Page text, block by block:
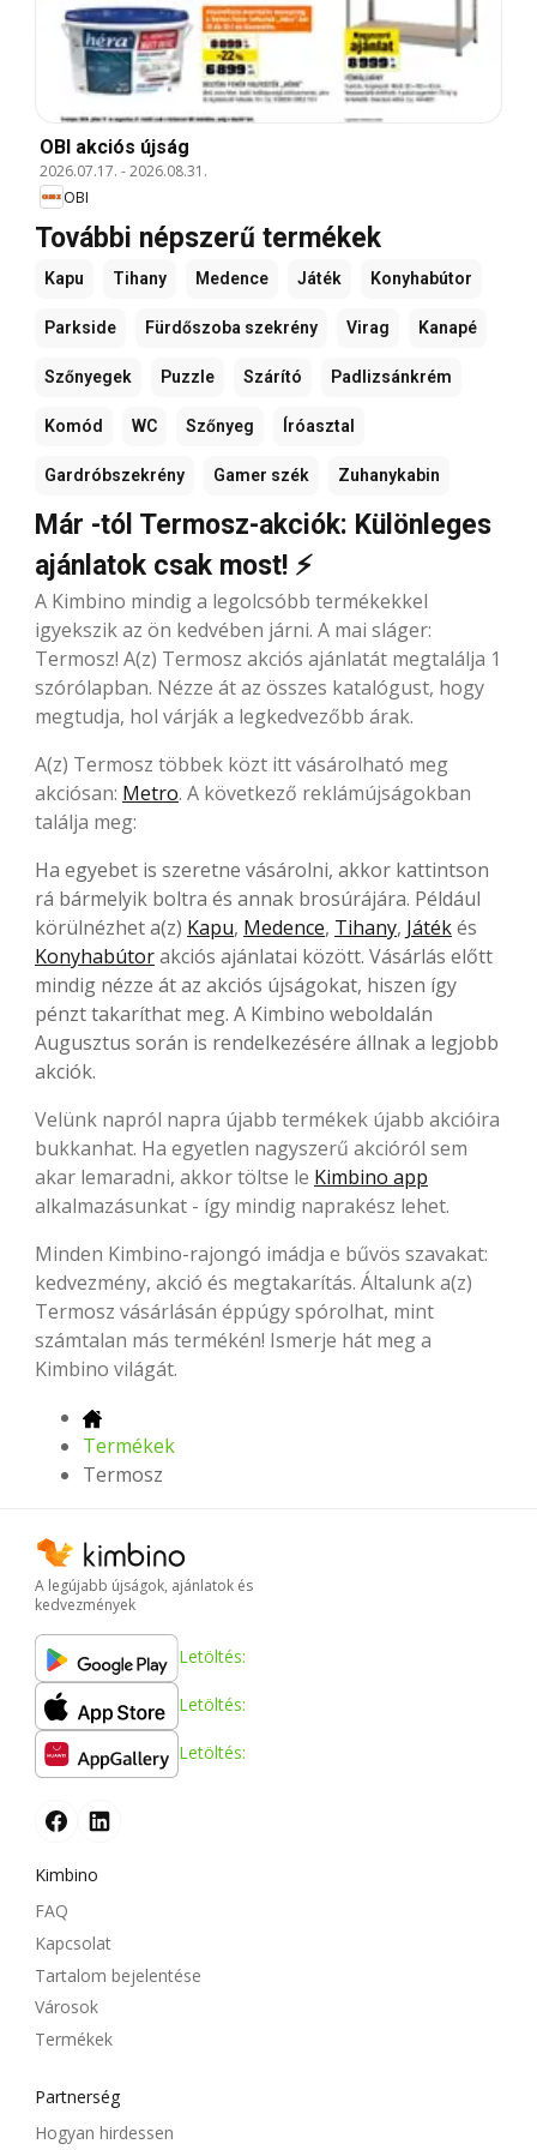
OBI akciós újság
2026.07.17. -2026.08.31.
OBI
További népszerű termékek
Kapu Tihany Medence Játék Konyhabútor
Parkside Fürdőszoba szekrény Virag Kanapé
Szőnyegek Puzzle Szárító Padlizsánkrém
Komód WC Szőnyeg Íróasztal
Gardróbszekrény Gamer szék Zuhanykabin
Már -tól Termosz-akciók: Különleges
ajánlatok csak most! ⚡
A Kimbino mindig a legolcsóbb termékekkel
igyekszik az ön kedvében járni. A mai sláger:
Termosz! A(z) Termosz akciós ajánlatát megtalálja 1
szórólapban. Nézze át az összes katalógust, hogy
megtudja, hol várják a legkedvezőbb árak.
A(z) Termosz többek közt itt vásárolható meg
akciósan: Metro. A következő reklámújságokban
találja meg:
Ha egyebet is szeretne vásárolni, akkor kattintson
rá bármelyik boltra és annak brosúrájára. Például
körülnézhet a(z) Kapu, Medence, Tihany, Játékés
Konyhabútorakciós ajánlatai között. Vásárlás előtt
mindig nézze át az akciós újságokat, hiszen így
pénzt takaríthat meg. A Kimbino weboldalán
Augusztus során is rendelkezésére állnak a legjobb
akciók.
Velünk napról napra újabb termékek újabb akcióira
bukkanhat. Ha egyetlen nagyszerű akcióról sem
akar lemaradni, akkor töltse le Kimbino app
alkalmazásunkat - így mindig naprakész lehet.
Minden Kimbino-rajongó imádja e bűvös szavakat:
kedvezmény, akció és megtakarítás. Általunk a(z)
Termosz vásárlásán éppúgy spórolhat, mint
számtalan más termékén! Ismerje hát meg a
Kimbino világát.
Termékek
Termosz
A legújabb újságok, ajánlatok és
kedvezmények
Letöltés:
Letöltés:
Letöltés:
Kimbino
FAQ
Kapcsolat
Tartalom bejelentése
Városok
Termékek
Partnerség
Hogyan hirdessen